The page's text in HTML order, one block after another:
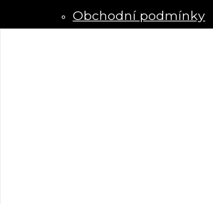
Obchodní podmínky